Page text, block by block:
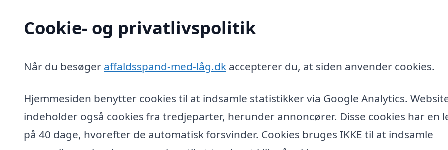
Cookie- og privatlivspolitik
Når du besøger affaldsspand-med-låg.dk accepterer du, at siden anvender cookies.
Hjemmesiden benytter cookies til at indsamle statistikker via Google Analytics.
indeholder også cookies fra tredjeparter, herunder annoncører. Disse cookies har en
på 40 dage, hvorefter de automatisk forsvinder. Cookies bruges IKKE til at indsamle